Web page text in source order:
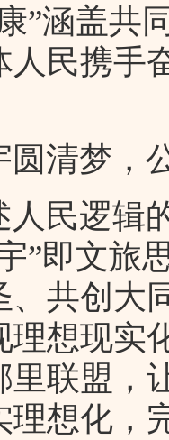
”涵盖共
人民携手
清梦，
民逻辑
”即文旅
、共创大
理想现实
里联盟，
理想化，